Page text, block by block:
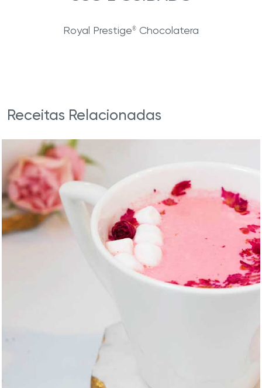
Royal Prestige® Chocolatera
Receitas Relacionadas